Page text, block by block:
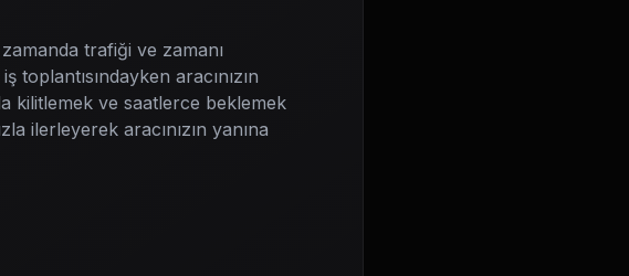
trafiği ve zamanı
aracınızın
kilitlemek ve saatlerce beklemek
ilerleyerek aracınızın yanına